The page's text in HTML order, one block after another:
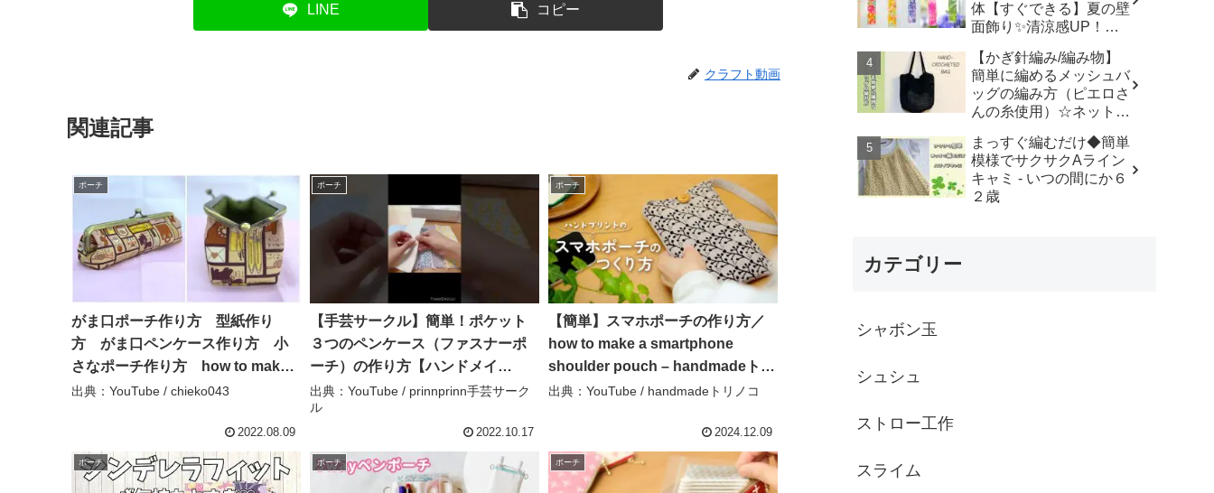
LINE コピー
クラフト動画
関連記事
ポーチ
がま口ポーチ作り方 型紙作り
方 がま口ペンケース作り方 小
さなポーチ作り方 how to make a
pouch – chieko043
出典：YouTube / chieko043
2022.08.09
ポーチ
【手芸サークル】簡単！ポケット
３つのペンケース（ファスナーポ
ーチ）の作り方【ハンドメイ
ド.DIY.sewing】 – prinnprinn手芸
サークル
出典：YouTube / prinnprinn手芸サーク
ル
2022.10.17
ポーチ
【簡単】スマホポーチの作り方／
how to make a smartphone
shoulder pouch – handmadeトリ
ノコ
出典：YouTube / handmadeトリノコ
2024.12.09
ポーチ ポーチ ポーチ
体【すぐできる】夏の壁
面飾り✨清涼感UP！無
Origami Wind Chimes -
はなみこと
【かぎ針編み/編み物】
簡単に編めるメッシュバ
ッグの編み方（ピエロさ
んの糸使用）☆ネットバ
mesh bag/tutorial - そろ
そろはじめよう
☆crochet
まっすぐ編むだけ◆簡単
模様でサクサクAライン
キャミ - いつの間にか６
２歳
カテゴリー
シャボン玉
シュシュ
ストロー工作
スライム